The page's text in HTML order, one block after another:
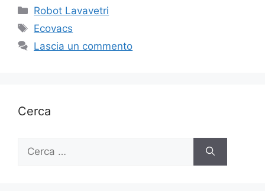
Categorie
Robot Lavavetri
Tag
Ecovacs
Lascia un commento
Cerca
per: